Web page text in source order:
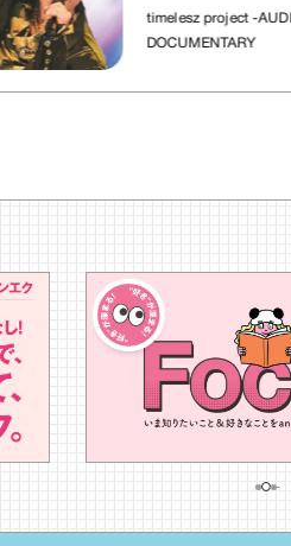
れた場所」
timelesz project -
DOCUMENTARY